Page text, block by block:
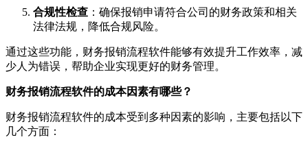
合规性检查 ：确保报销申请符合公司的财务政策和相关
法律法规，降低合规风险。
通过这些功能，财务报销流程软件能够有效提升工作效率，减
少人为错误，帮助企业实现更好的财务管理。
财务报销流程软件的成本因素有哪些？
财务报销流程软件的成本受到多种因素的影响，主要包括以下
几个方面：